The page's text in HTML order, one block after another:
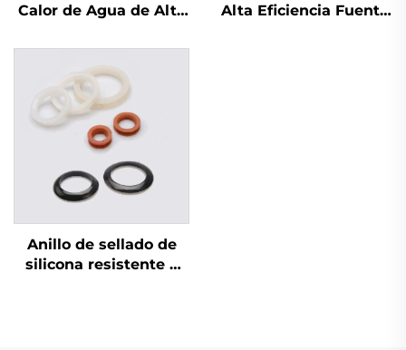
Calor de Agua de Alta
Compresor Inversor
Mitsubishi Amigable
con el Medio Ambiente
R32/R410a Operación
Silenciosa
Alta Eficiencia Fuente
Anillo de sellado de
silicona resistente a